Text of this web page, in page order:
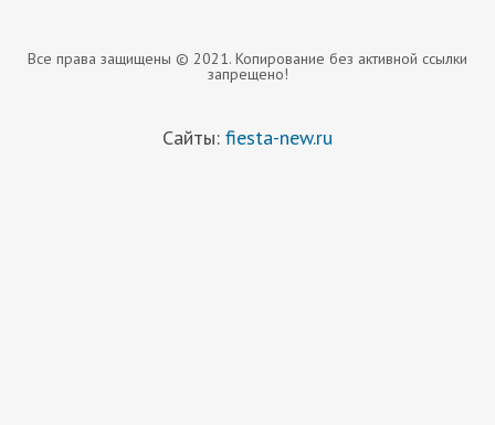
Все права защищены © 2021. Копирование без активной ссылки
запрещено!
Сайты: fiesta-new.ru